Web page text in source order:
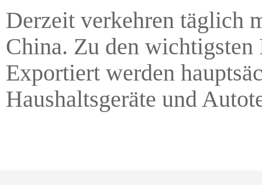
Derzeit verkehren täglich
China. Zu den
Exportiert werden
Haushaltsgeräte und